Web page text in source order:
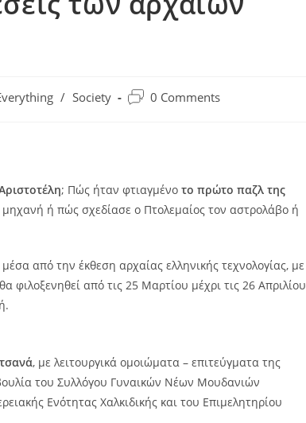
/ Society 0 Comments
; Πώς ήταν φτιαγμένο το πρώτο παζλ της
ή πώς σχεδίασε ο Πτολεμαίος τον αστρολάβο ή
από την έκθεση αρχαίας ελληνικής τεχνολογίας, με
φιλοξενηθεί από τις 25 Μαρτίου μέχρι τις 26 Απριλίου
, με λειτουργικά ομοιώματα – επιτεύγματα της
του Συλλόγου Γυναικών Νέων Μουδανιών
Ενότητας Χαλκιδικής και του Επιμελητηρίου